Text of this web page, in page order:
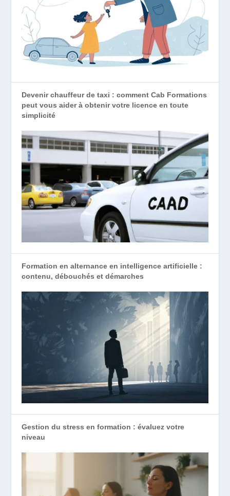
Devenir chauffeur de taxi : comment Cab Formations
peut vous aider à obtenir votre licence en toute
simplicité
Formation en alternance en intelligence artificielle :
contenu, débouchés et démarches
Gestion du stress en formation : évaluez votre
niveau